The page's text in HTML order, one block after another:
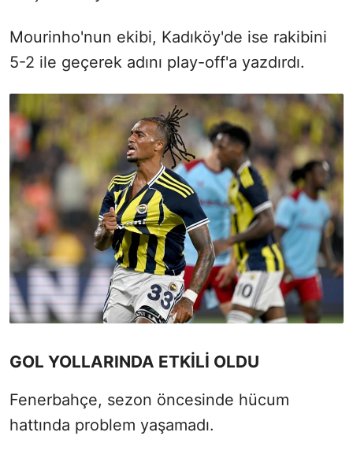
Mourinho'nun ekibi, Kadıköy'de ise rakibini
5-2 ile geçerek adını play-off'a yazdırdı.
GOL YOLLARINDA ETKİLİ OLDU
Fenerbahçe, sezon öncesinde hücum
hattında problem yaşamadı.